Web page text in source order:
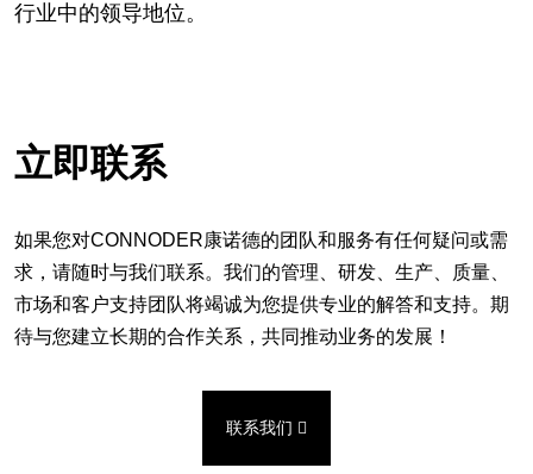
行业中的领导地位。
立即联系
如果您对CONNODER康诺德的团队和服务有任何疑问或需
求，请随时与我们联系。我们的管理、研发、生产、质量、
市场和客户支持团队将竭诚为您提供专业的解答和支持。期
待与您建立长期的合作关系，共同推动业务的发展！
联系我们